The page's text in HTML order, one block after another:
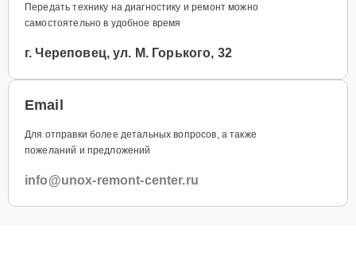
Передать технику на диагностику и ремонт можно
самостоятельно в удобное время
г. Череповец, ул. М. Горького, 32
Email
Для отправки более детальных вопросов, а также
пожеланий и предложений
info@unox-remont-center.ru